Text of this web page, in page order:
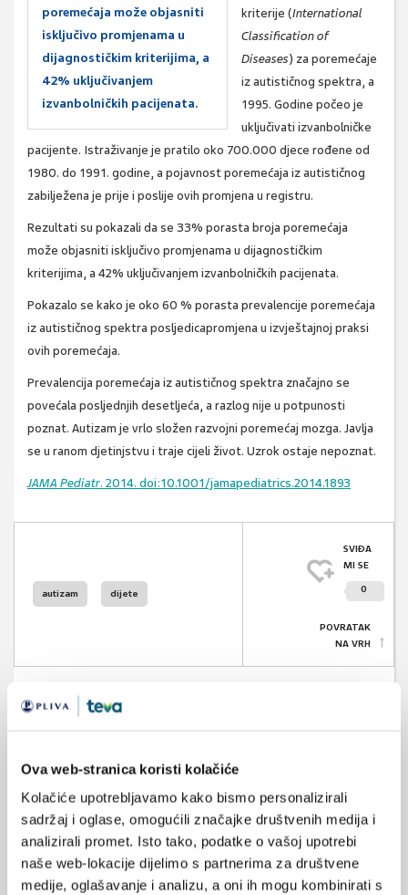
Ova web-stranica koristi kolačiće
Kolačiće upotrebljavamo kako bismo personalizirali
sadržaj i oglase, omogućili značajke društvenih medija i
analizirali promet. Isto tako, podatke o vašoj upotrebi
naše web-lokacije dijelimo s partnerima za društvene
medije, oglašavanje i analizu, a oni ih mogu kombinirati s
poremećaja može objasniti
isključivo promjenama u
dijagnostičkim kriterijima, a
42% uključivanjem
izvanbolničkih pacijenata.
kriterije (International
Classification of
Diseases) za poremećaje
iz autističnog spektra, a
1995. Godine počeo je
uključivati izvanbolničke
pacijente. Istraživanje je pratilo oko 700.000 djece rođene od
1980. do 1991. godine, a pojavnost poremećaja iz autističnog
zabilježena je prije i poslije ovih promjena u registru.
Rezultati su pokazali da se 33% porasta broja poremećaja
može objasniti isključivo promjenama u dijagnostičkim
kriterijima, a 42% uključivanjem izvanbolničkih pacijenata.
Pokazalo se kako je oko 60 % porasta prevalencije poremećaja
iz autističnog spektra posljedicapromjena u izvještajnoj praksi
ovih poremećaja.
Prevalencija poremećaja iz autističnog spektra značajno se
povećala posljednjih desetljeća, a razlog nije u potpunosti
poznat. Autizam je vrlo složen razvojni poremećaj mozga. Javlja
se u ranom djetinjstvu i traje cijeli život. Uzrok ostaje nepoznat.
JAMA Pediatr. 2014. doi:10.1001/jamapediatrics.2014.1893
autizam dijete
SVIĐA
MI SE
0
POVRATAK
NA VRH
30.07.2025.
Otkrivena četiri biološki i klinički različita podtipa
autizma
12.05.2025.